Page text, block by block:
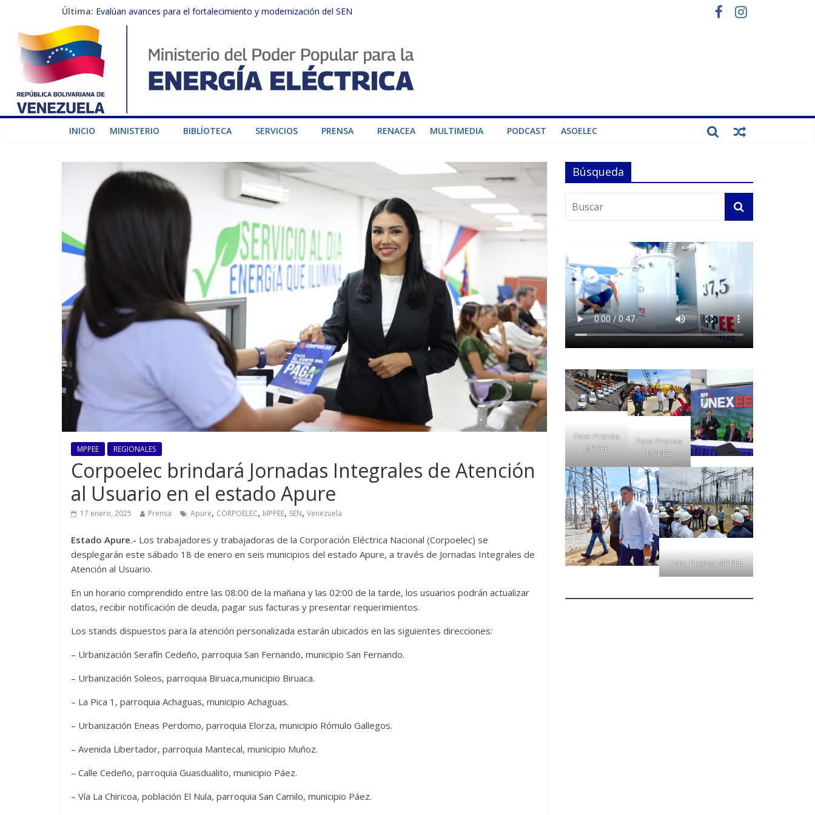
Última: Evalúan avances para el fortalecimiento y modernización del SEN
Inspeccionan trabajos de rehabilitación en instalaciones del SEN en Carabobo
Gobierno Nacional activa plan preventivo para fortalecer el SEN ante el fenómeno de El Niño
Termocarabobo recupera el 50% de su capacidad de generación para fortalecer el SEN
Condecoran a trabajadores del sector eléctrico por su heroica labor tras el doble sismo del 24-J
INICIO MINISTERIO BIBLÍOTECA SERVICIOS PRENSA RENACEA MULTIMEDIA PODCAST ASOELEC
MPPEE REGIONALES
Corpoelec brindará Jornadas Integrales de Atención
al Usuario en el estado Apure
17 enero, 2025 Prensa Apure, CORPOELEC, MPPEE, SEN, Venezuela
Estado Apure.- Los trabajadores y trabajadoras de la Corporación Eléctrica Nacional (Corpoelec) se
desplegarán este sábado 18 de enero en seis municipios del estado Apure, a través de Jornadas Integrales de
Atención al Usuario.
En un horario comprendido entre las 08:00 de la mañana y las 02:00 de la tarde, los usuarios podrán actualizar
datos, recibir notificación de deuda, pagar sus facturas y presentar requerimientos.
Los stands dispuestos para la atención personalizada estarán ubicados en las siguientes direcciones:
– Urbanización Serafín Cedeño, parroquia San Fernando, municipio San Fernando.
– Urbanización Soleos, parroquia Biruaca,municipio Biruaca.
– La Pica 1, parroquia Achaguas, municipio Achaguas.
– Urbanización Eneas Perdomo, parroquia Elorza, municipio Rómulo Gallegos.
– Avenida Libertador, parroquia Mantecal, municipio Muñoz.
– Calle Cedeño, parroquia Guasdualito, municipio Páez.
– Vía La Chiricoa, población El Nula, parroquia San Camilo, municipio Páez.
Búsqueda
Foto: Prensa
MPPEE
Foto: Prensa
MPPEE
Foto: Prensa MPPEE